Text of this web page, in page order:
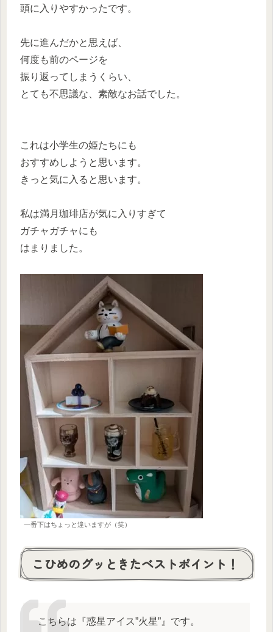
頭に入りやすかったです。
先に進んだかと思えば、
何度も前のページを
振り返ってしまうくらい、
とても不思議な、素敵なお話でした。
これは小学生の姫たちにも
おすすめしようと思います。
きっと気に入ると思います。
私は満月珈琲店が気に入りすぎて
ガチャガチャにも
はまりました。
一番下はちょっと違いますが（笑）
こひめのグッときたベストポイント！
こちらは『惑星アイス”火星”』です。